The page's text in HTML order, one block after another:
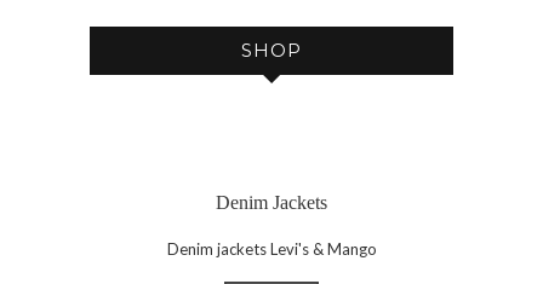
SHOP
Denim Jackets
Denim jackets Levi's & Mango